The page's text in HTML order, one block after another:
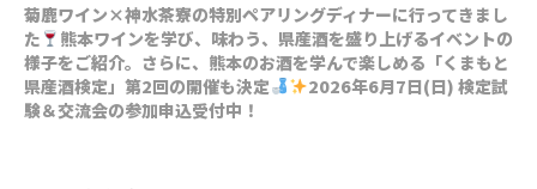
菊鹿ワイン×神水茶寮の特別ペアリングディナーに行ってきまし
た
熊本ワインを学び、味わう、県産酒を盛り上げるイベントの
様子をご紹介。さらに、熊本のお酒を学んで楽しめる「くまもと
県産酒検定」第2回の開催も決定
2026年6月7日(日) 検定試
験＆交流会の参加申込受付中！